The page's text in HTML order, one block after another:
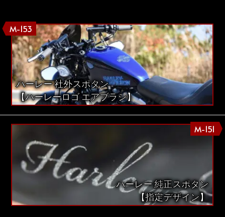
M-153
ハーレー 社外スポタン
【ハーレーロゴ エアブラシ】
M-151
ハーレー 純正スポタン
【指定デザイン】